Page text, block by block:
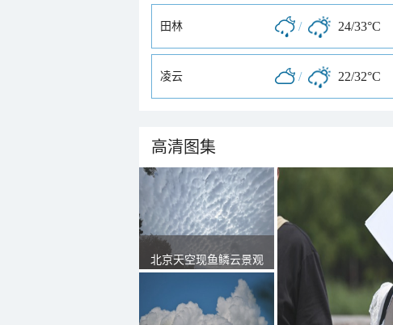
田林 / 24/33°C
凌云 / 22/32°C
高清图集
北京天空现鱼鳞云景观